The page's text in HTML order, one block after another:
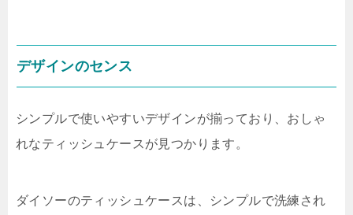
デザインのセンス
シンプルで使いやすいデザインが揃っており、おしゃ
れなティッシュケースが見つかります。
ダイソーのティッシュケースは、シンプルで洗練され